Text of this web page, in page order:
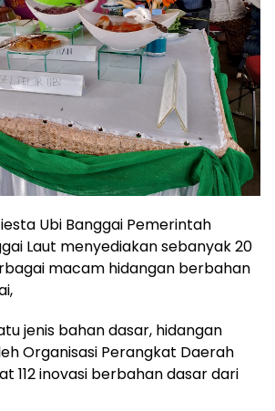
Ubi Banggai Pemerintah
Laut menyediakan sebanyak 20
macam hidangan berbahan
jenis bahan dasar, hidangan
Organisasi Perangkat Daerah
112 inovasi berbahan dasar dari